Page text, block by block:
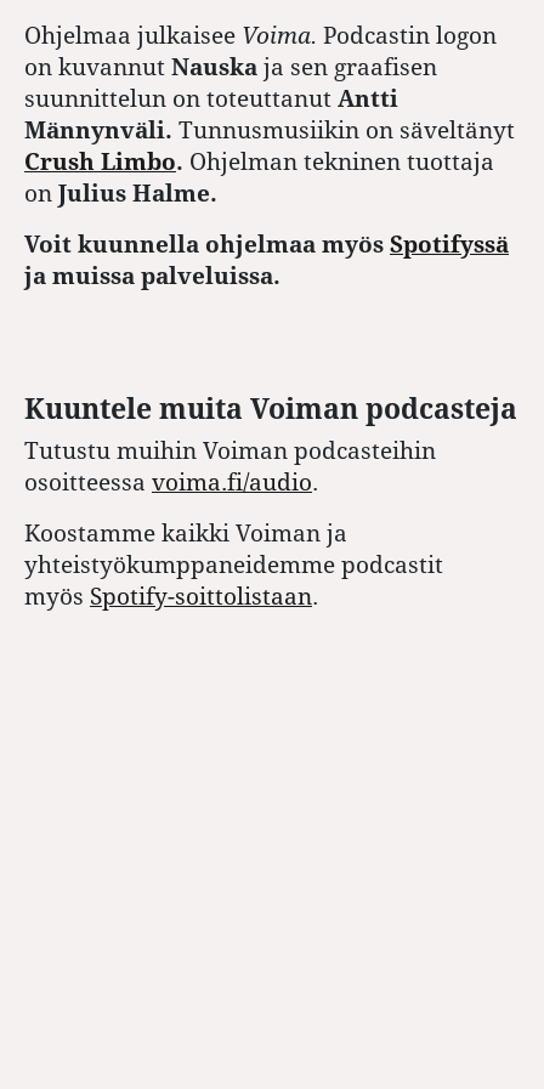
Ohjelmaa julkaisee Voima. Podcastin logon
on kuvannut Nauska ja sen graafisen
suunnittelun on toteuttanut Antti
Männynväli. Tunnusmusiikin on säveltänyt
Crush Limbo. Ohjelman tekninen tuottaja
on Julius Halme.
Voit kuunnella ohjelmaa myös Spotifyssä
ja muissa palveluissa.
Kuuntele muita Voiman podcasteja
Tutustu muihin Voiman podcasteihin
osoitteessa voima.fi/audio.
Koostamme kaikki Voiman ja
yhteistyökumppaneidemme podcastit
myös Spotify-soittolistaan.